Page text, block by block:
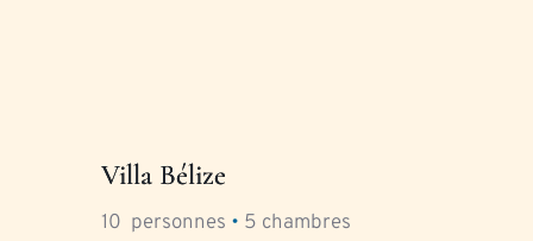
Villa Bélize
10
  personnes
• 5 chambres